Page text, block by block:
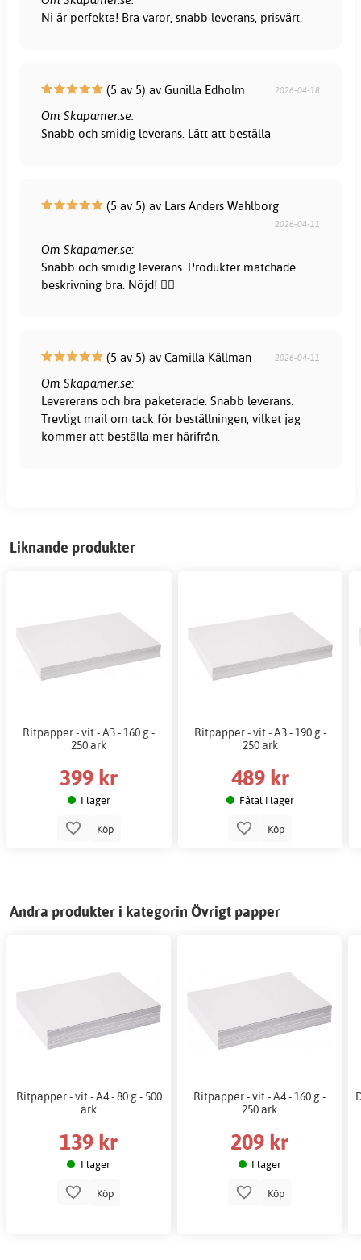
Ni är perfekta! Bra varor, snabb leverans, prisvärt.
(5 av 5) av Gunilla Edholm 2026-04-18
Om Skapamer.se:
Snabb och smidig leverans. Lätt att beställa
(5 av 5) av Lars Anders Wahlborg
2026-04-11
Om Skapamer.se:
Snabb och smidig leverans. Produkter matchade
beskrivning bra. Nöjd! 👍🏻
(5 av 5) av Camilla Källman 2026-04-11
Om Skapamer.se:
Levererans och bra paketerade. Snabb leverans.
Trevligt mail om tack för beställningen, vilket jag
kommer att beställa mer härifrån.
Liknande produkter
Ritpapper - vit - A3 - 160 g -
250 ark
399 kr
I lager
Köp
Ritpapper - vit - A3 - 190 g -
250 ark
489 kr
Fåtal i lager
Köp
Andra produkter i kategorin Övrigt papper
Ritpapper - vit - A4 - 80 g - 500
ark
139 kr
I lager
Köp
Ritpapper - vit - A4 - 160 g -
250 ark
209 kr
I lager
Köp